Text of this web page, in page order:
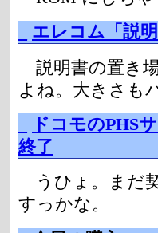
エレコム「説
説明書の置き
よね。大きさも
ドコモのPHS
終了
うひょ。まだ
すっかな。